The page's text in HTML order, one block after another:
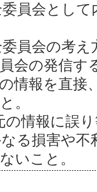
会として
会の考え
会の発信す
情報を直接
。
情報に誤
る損害や
いこと。